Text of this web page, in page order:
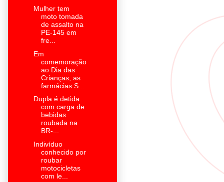
Mulher tem
moto tomada
de assalto na
PE-145 em
fre...
Em
comemoração
ao Dia das
Crianças, as
farmácias S...
Dupla é detida
com carga de
bebidas
roubada na
BR-...
Indivíduo
conhecido por
roubar
motocicletas
com le...